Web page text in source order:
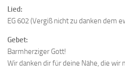
Lied:
EG 602 (Vergiß nicht zu danken dem
Gebet:
Barmherziger Gott!
Wir danken dir für deine Nähe, die wir